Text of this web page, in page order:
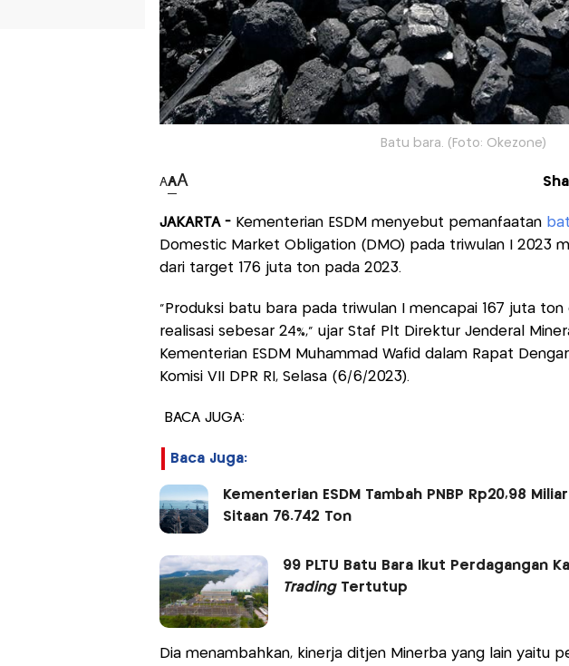
Batu bara. (Foto: Okezone)
AAA
JAKARTA - Kementerian ESDM menyebut pemanfaatan
Domestic Market Obligation (DMO) pada triwulan I 2023
dari target 176 juta ton pada 2023.
"Produksi batu bara pada triwulan I mencapai 167 juta
realisasi sebesar 24%," ujar Staf Plt Direktur Jenderal
Kementerian ESDM Muhammad Wafid dalam Rapat
Komisi VII DPR RI, Selasa (6/6/2023).
BACA JUGA:
Baca Juga:
Kementerian ESDM Tambah PNBP Rp20,98
Sitaan 76.742 Ton
99 PLTU Batu Bara Ikut Perdagangan
TradingTertutup
Dia menambahkan, kinerja ditjen Minerba yang lain yaitu